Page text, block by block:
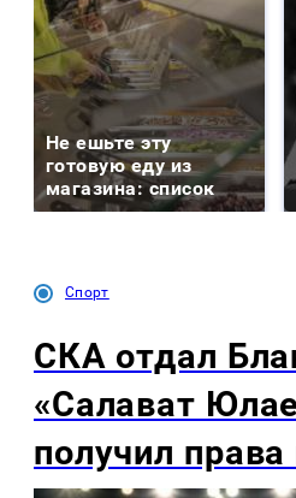
Не ешьте эту
готовую еду из
магазина: список
Спорт
СКА отдал
«Салават
получил